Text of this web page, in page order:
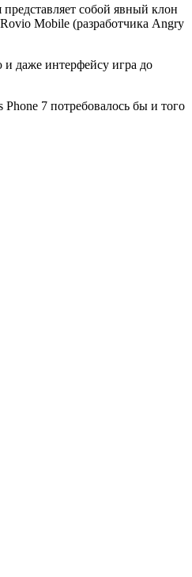
собой явный клон
Mobile (разработчика Angry
и даже интерфейсу игра до
7 потребовалось бы и того